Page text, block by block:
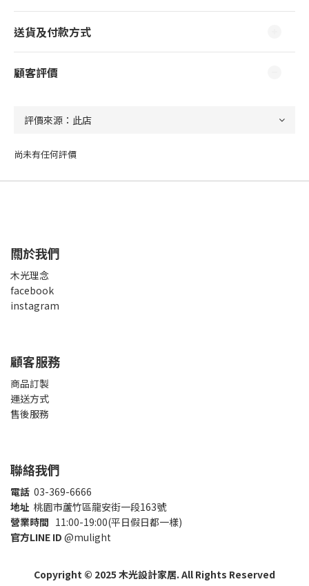
送貨及付款方式
顧客評價
尚未有任何評價
關於我們
木光理念
facebook
instagram
顧客服務
商品訂製
運送方式
售後服務
聯絡我們
電話 03-369-6666
地址 桃園市蘆竹區龍安街一段163號
營業時間 11:00-19:00(平日假日都一樣)
官方LINE ID @mulight
Copyright © 2025 木光設計家居. All Rights Reserved